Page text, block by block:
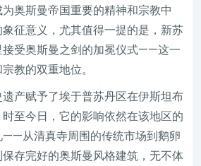
奥斯曼帝国重要的精神和宗教中
征意义，尤其值得一提的是，新苏
接受奥斯曼之剑的加冕仪式——这一
教的双重地位。
产赋予了埃于普苏丹区在伊斯坦布
至今日，它的影响依然在该地区的
——从清真寺周围的传统市场到鹅卵
存完好的奥斯曼风格建筑，无不体